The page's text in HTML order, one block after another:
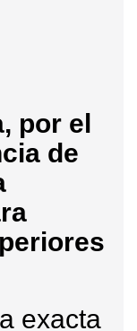
por el
de
exacta